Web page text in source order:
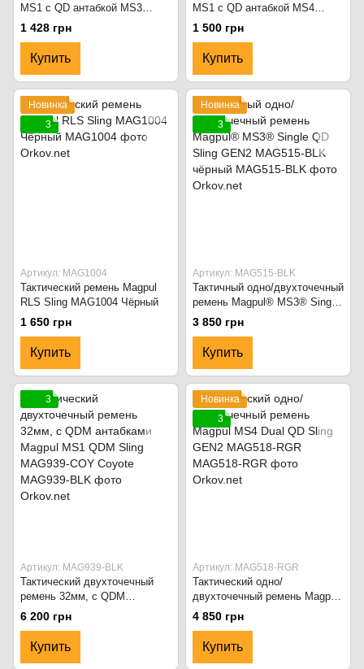
MS1 с QD антабкой MS3
MAG517-BLK Чёрный
1 428 грн
Купить
MS1 с QD антабкой MS4
MAG519-BLK Чёрный
1 500 грн
Купить
Новинка
3
Артикул: MAG1004
Тактический ремень Magpul
RLS Sling MAG1004 Чёрный
1 650 грн
Купить
Новинка
3
Артикул: MAG515-BLK
Тактичный одно/двухточечный
ремень Magpul® MS3® Single
QD Sling GEN2 MAG515-BLK
3 850 грн
Купить
3
Артикул: MAG939-BLK
Тактический двухточечный
ремень 32мм, с QDM
антабками Magpul MS1 QDM
Sling MAG939-COY Coyote
6 200 грн
Купить
Новинка
3
Артикул: MAG518-RGR
Тактический одно/
двухточечный ремень Magpul
MS4 Dual QD Sling GEN2
MAG518-RGR
4 850 грн
Купить